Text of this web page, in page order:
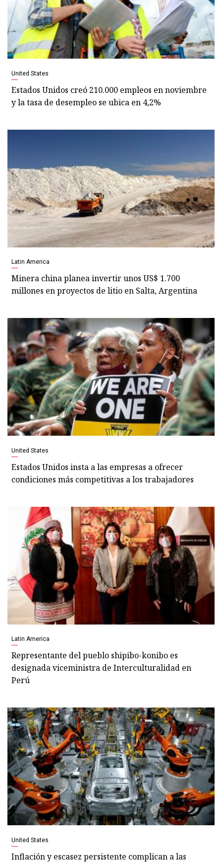
United States
Estados Unidos creó 210.000 empleos en noviembre
y la tasa de desempleo se ubica en 4,2%
Latin America
Minera china planea invertir unos US$ 1.700
millones en proyectos de litio en Salta, Argentina
United States
Estados Unidos insta a las empresas a ofrecer
condiciones más competitivas a los trabajadores
Latin America
Representante del pueblo shipibo-konibo es
designada viceministra de Interculturalidad en
Perú
United States
Inflación y escasez persistente complican a las